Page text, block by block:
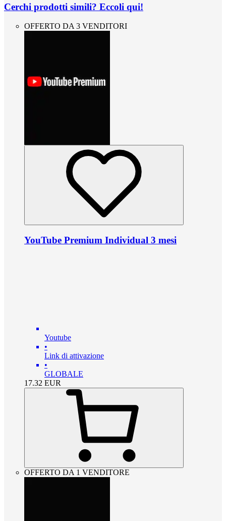
Cerchi prodotti simili? Eccoli qui!
OFFERTO DA 3 VENDITORI
YouTube Premium Individual 3 mesi
Youtube
•
Link di attivazione
•
GLOBALE
17.32 EUR
OFFERTO DA 1 VENDITORE